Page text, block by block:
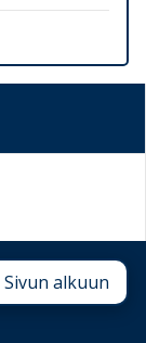
Sivun alkuun